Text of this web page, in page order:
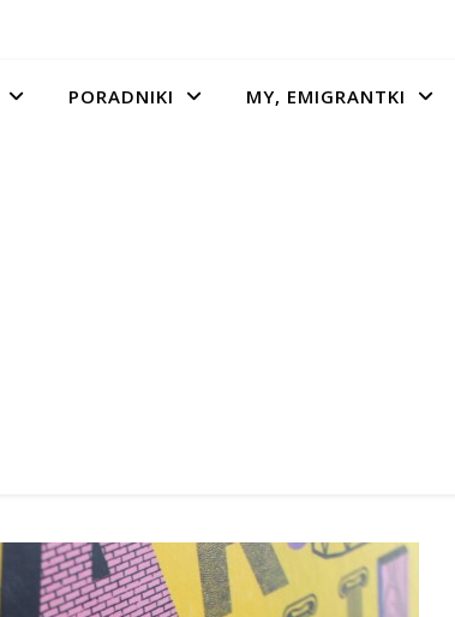
PORADNIKI MY, EMIGRANTKI